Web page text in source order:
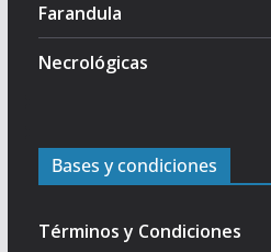
Farandula
Necrológicas
Bases y condiciones
Términos y Condiciones